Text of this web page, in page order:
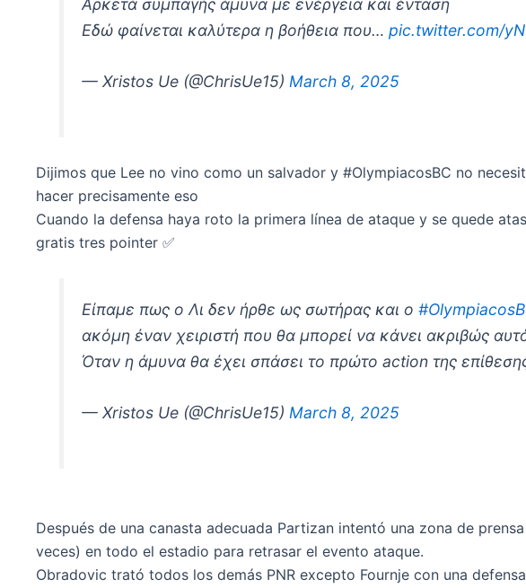
Αρκετά συμπαγής άμυνα με ενέργεια και ένταση
Εδώ φαίνεται καλύτερα η βοήθεια που…pic.twitter.com/
— Xristos Ue (@ChrisUe15) March 8, 2025
Dijimos que Lee no vino como un salvador y #OlympiacosBC no
hacer precisamente eso
Cuando la defensa haya roto la primera línea de ataque y se quede
gratis tres pointer ✅
Είπαμε πως ο Λι δεν ήρθε ως σωτήρας και ο
ακόμη έναν χειριστή που θα μπορεί να κάνει ακριβώς
Όταν η άμυνα θα έχει σπάσει το πρώτο action της
— Xristos Ue (@ChrisUe15) March 8, 2025
Después de una canasta adecuada Partizan intentó una zona de
veces) en todo el estadio para retrasar el evento ataque.
Obradovic trató todos los demás PNR excepto Fournje con una